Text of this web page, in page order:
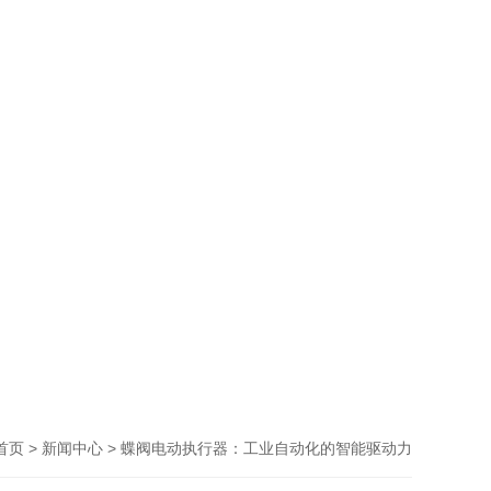
页 > 新闻中心 > 蝶阀电动执行器：工业自动化的智能驱动力